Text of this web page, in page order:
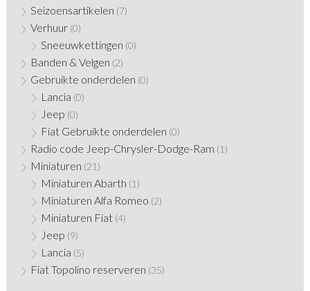
Seizoensartikelen (7)
Verhuur (0)
Sneeuwkettingen (0)
Banden & Velgen (2)
Gebruikte onderdelen (0)
Lancia (0)
Jeep (0)
Fiat Gebruikte onderdelen (0)
Radio code Jeep-Chrysler-Dodge-Ram (1)
Miniaturen (21)
Miniaturen Abarth (1)
Miniaturen Alfa Romeo (2)
Miniaturen Fiat (4)
Jeep (9)
Lancia (5)
Fiat Topolino reserveren (35)